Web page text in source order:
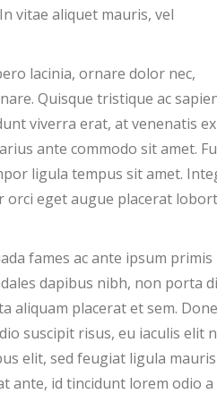
vitae aliquet mauris, vel
lacinia, ornare dolor nec,
Quisque tristique ac
viverra erat, at venenatis ex
ante commodo sit amet.
ligula tempus sit amet.
orci eget augue placerat
fames ac ante ipsum primis
dapibus nibh, non porta
aliquam placerat et sem.
suscipit risus, eu iaculis elit
elit, sed feugiat ligula mauris
ante, id tincidunt lorem odio a